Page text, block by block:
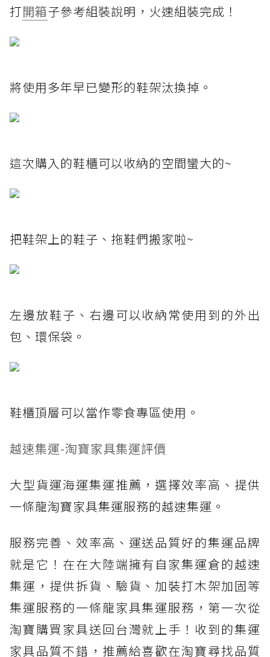
打開箱子參考組裝說明，火速組裝完成！
將使用多年早已變形的鞋架汰換掉。
這次購入的鞋櫃可以收納的空間蠻大的~
把鞋架上的鞋子、拖鞋們搬家啦~
左邊放鞋子、右邊可以收納常使用到的外出
包、環保袋。
鞋櫃頂層可以當作零食專區使用。
越速集運-淘寶家具集運評價
大型貨運海運集運推薦，選擇效率高、提供
一條龍淘寶家具集運服務的越速集運。
服務完善、效率高、運送品質好的集運品牌
就是它！在在大陸端擁有自家集運倉的越速
集運，提供拆貨、驗貨、加裝打木架加固等
集運服務的一條龍家具集運服務，第一次從
淘寶購買家具送回台灣就上手！收到的集運
家具品質不錯，推薦給喜歡在淘寶尋找品質